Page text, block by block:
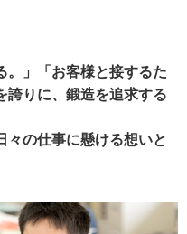
。」「お客様と接するた
誇りに、鍛造を追求する
々の仕事に懸ける想いと